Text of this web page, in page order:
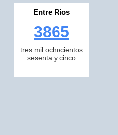
Entre Rios
3865
tres mil ochocientos
sesenta y cinco